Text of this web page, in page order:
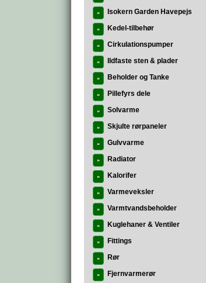
» Isokern Garden Havepejs
» Kedel-tilbehør
» Cirkulationspumper
» Ildfaste sten & plader
» Beholder og Tanke
» Pillefyrs dele
» Solvarme
» Skjulte rørpaneler
» Gulvvarme
» Radiator
» Kalorifer
» Varmeveksler
» Varmtvandsbeholder
» Kuglehaner & Ventiler
» Fittings
» Rør
» Fjernvarmerør